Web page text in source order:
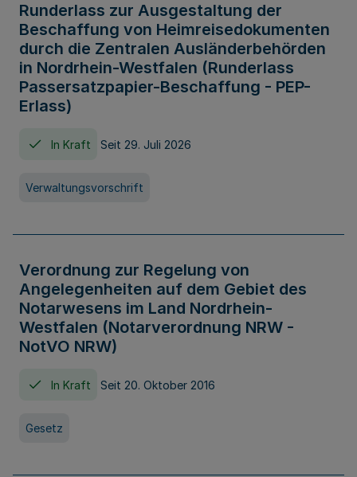
Runderlass zur Ausgestaltung der
Beschaffung von Heimreisedokumenten
durch die Zentralen Ausländerbehörden
in Nordrhein-Westfalen (Runderlass
Passersatzpapier-Beschaffung - PEP-
Erlass)
In Kraft Seit 29. Juli 2026
Verwaltungsvorschrift
Verordnung zur Regelung von
Angelegenheiten auf dem Gebiet des
Notarwesens im Land Nordrhein-
Westfalen (Notarverordnung NRW -
NotVO NRW)
In Kraft Seit 20. Oktober 2016
Gesetz